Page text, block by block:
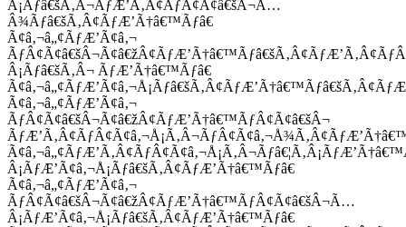
Â¡Ãƒâ€šÃ‚Â¬ÃƒÆ’Ã‚Â¢ÃƒÂ¢Ã¢â€šÂ¬Ã…
Â¾Ãƒâ€šÃ‚Â¢ÃƒÆ’Ã†â€™Ãƒâ€
Ã¢â‚¬â„¢ÃƒÆ’Ã¢â‚¬
Â¡Ãƒâ€šÃ‚Â¬ ÃƒÆ’Ã†â€™Ãƒâ€
Ã¢â‚¬â„¢ÃƒÆ’Ã¢â‚¬
ÃƒÂ¢Ã¢â€šÂ¬Ã¢â€žÂ¢ÃƒÆ’Ã†â€™ÃƒÂ¢Ã¢â€šÂ¬
Â¡ÃƒÆ’Ã¢â‚¬Å¡Ãƒâ€šÃ‚Â¢ÃƒÆ’Ã†â€™Ãƒâ€
Ã¢â‚¬â„¢ÃƒÆ’Ã¢â‚¬
ÃƒÂ¢Ã¢â€šÂ¬Ã¢â€žÂ¢ÃƒÆ’Ã†â€™ÃƒÂ¢Ã¢â€šÂ¬Ã…
Â¡ÃƒÆ’Ã¢â‚¬Å¡Ãƒâ€šÃ‚Â¢ÃƒÆ’Ã†â€™Ãƒâ€